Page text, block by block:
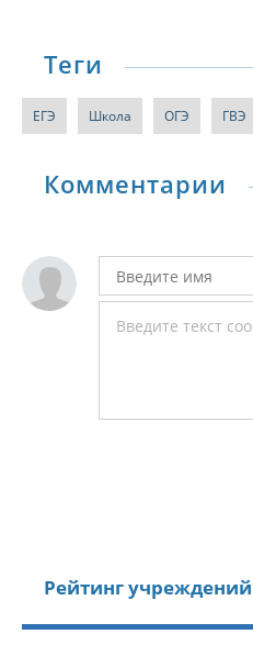
Теги
ЕГЭ Школа ОГЭ ГВЭ
Комментарии
Рейтинг учреждений